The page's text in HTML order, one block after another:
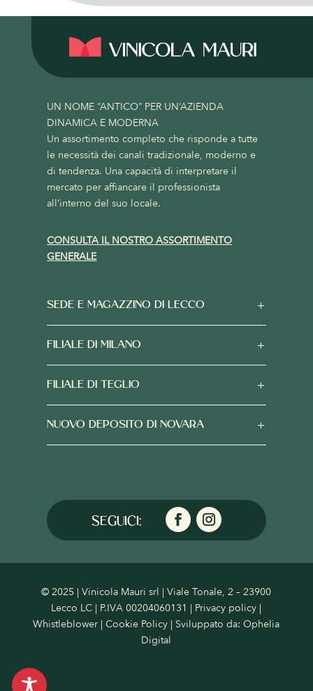
UN NOME “ANTICO” PER UN’AZIENDA
DINAMICA E MODERNA
Un assortimento completo che risponde a tutte
le necessità dei canali tradizionale, moderno e
di tendenza. Una capacità di interpretare il
mercato per affiancare il professionista
all’interno del suo locale.
CONSULTA IL NOSTRO ASSORTIMENTO
GENERALE
SEDE E MAGAZZINO DI LECCO
FILIALE DI MILANO
FILIALE DI TEGLIO
NUOVO DEPOSITO DI NOVARA
© 2025 | Vinicola Mauri srl | Viale Tonale, 2 – 23900
Lecco LC | P.IVA 00204060131 | Privacy policy |
Whistleblower |Cookie Policy | Sviluppato da:Ophelia
Digital